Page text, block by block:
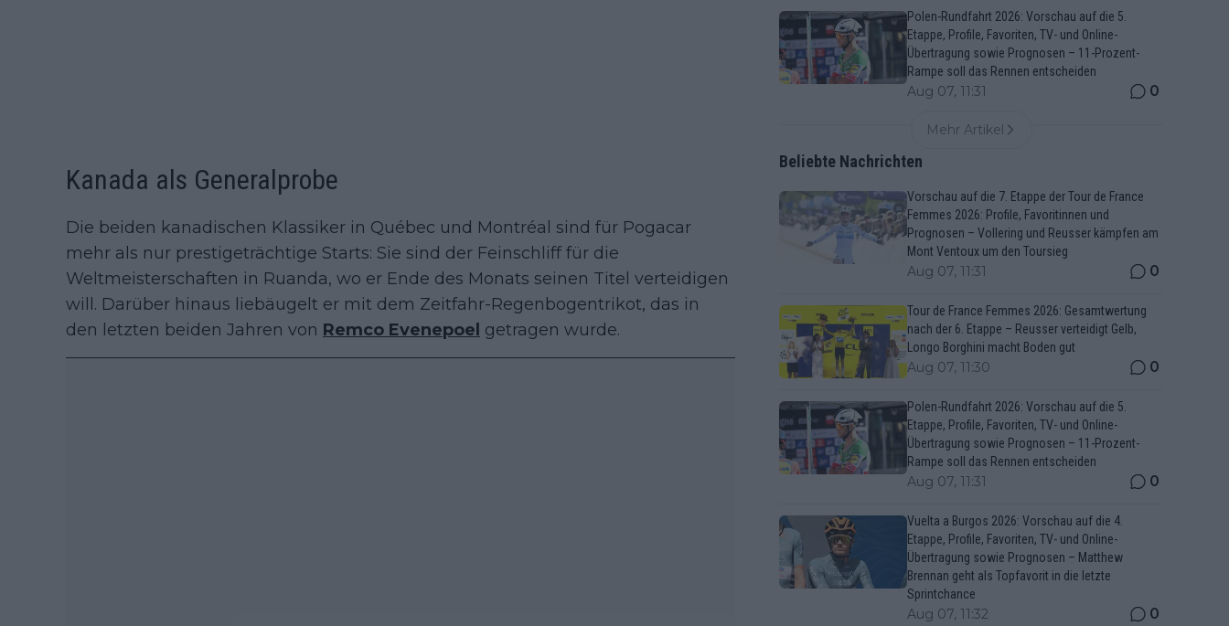
Kanada als Generalprobe
Die beiden kanadischen Klassiker in Québec und Montréal sind für Pogacar
mehr als nur prestigeträchtige Starts: Sie sind der Feinschliff für die
Weltmeisterschaften in Ruanda, wo er Ende des Monats seinen Titel verteidigen
will. Darüber hinaus liebäugelt er mit dem Zeitfahr-Regenbogentrikot, das in
den letzten beiden Jahren von Remco Evenepoel getragen wurde.
Polen-Rundfahrt 2026: Vorschau auf die 5.
Etappe, Profile, Favoriten, TV- und Online-
Übertragung sowie Prognosen – 11-Prozent-
Rampe soll das Rennen entscheiden
Aug 07, 11:31 0
Mehr Artikel
Beliebte Nachrichten
Vorschau auf die 7. Etappe der Tour de France
Femmes 2026: Profile, Favoritinnen und
Prognosen – Vollering und Reusser kämpfen am
Mont Ventoux um den Toursieg
Aug 07, 11:31 0
Tour de France Femmes 2026: Gesamtwertung
nach der 6. Etappe – Reusser verteidigt Gelb,
Longo Borghini macht Boden gut
Aug 07, 11:30 0
Polen-Rundfahrt 2026: Vorschau auf die 5.
Etappe, Profile, Favoriten, TV- und Online-
Übertragung sowie Prognosen – 11-Prozent-
Rampe soll das Rennen entscheiden
Aug 07, 11:31 0
Vuelta a Burgos 2026: Vorschau auf die 4.
Etappe, Profile, Favoriten, TV- und Online-
Übertragung sowie Prognosen – Matthew
Brennan geht als Topfavorit in die letzte
Sprintchance
Aug 07, 11:32 0